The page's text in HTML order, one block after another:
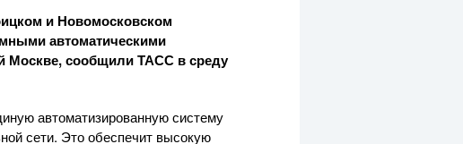
и Новомосковском
автоматическими
Москве, сообщили ТАСС в среду
автоматизированную систему
сети. Это обеспечит высокую